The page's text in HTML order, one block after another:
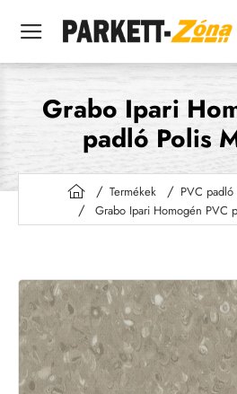
Grabo Ipari
padló Polis
h
o
Termékek PVC padló
Grabo Ipari Homogén PVC